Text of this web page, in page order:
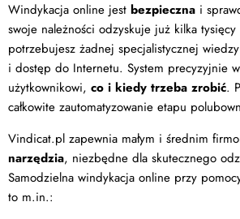
Windykacja online jest bezpieczna i
swoje należności odzyskuje już kilka
potrzebujesz żadnej specjalistycznej
i dostęp do Internetu. System precyzyjnie
użytkownikowi, co i kiedy trzeba zrobić.
całkowite zautomatyzowanie etapu
Vindicat.pl zapewnia małym i średnim
narzędzia, niezbędne dla skutecznego
Samodzielna windykacja online przy
to m.in.: